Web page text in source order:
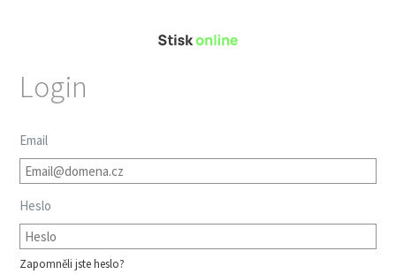
Login
Email
Heslo
Zapomněli jste heslo?